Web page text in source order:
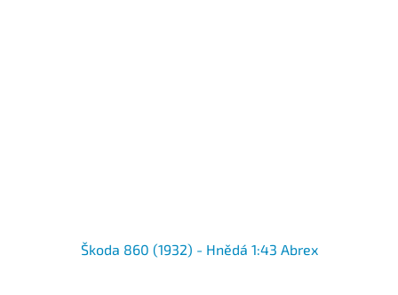
Škoda 860 (1932) - Hnědá 1:43 Abrex